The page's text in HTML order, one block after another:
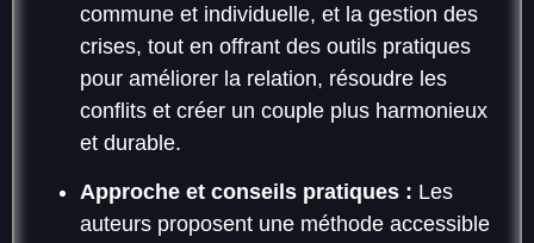
commune et individuelle, et la gestion des
crises, tout en offrant des outils pratiques
pour améliorer la relation, résoudre les
conflits et créer un couple plus harmonieux
et durable.
Approche et conseils pratiques : Les
auteurs proposent une méthode accessible